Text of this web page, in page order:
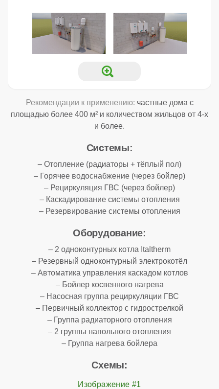
Рекомендации к применению: частные дома с
площадью более 400 м² и количеством жильцов от 4-х
и более.
Системы:
– Отопление (радиаторы + тёплый пол)
– Горячее водоснабжение (через бойлер)
– Рециркуляция ГВС (через бойлер)
– Каскадирование системы отопления
– Резервирование системы отопления
Оборудование:
– 2 одноконтурных котла Italtherm
– Резервный одноконтурный электрокотёл
– Автоматика управления каскадом котлов
– Бойлер косвенного нагрева
– Насосная группа рециркуляции ГВС
– Первичный коллектор с гидрострелкой
– Группа радиаторного отопления
– 2 группы напольного отопления
– Группа нагрева бойлера
Схемы:
Изображение #1